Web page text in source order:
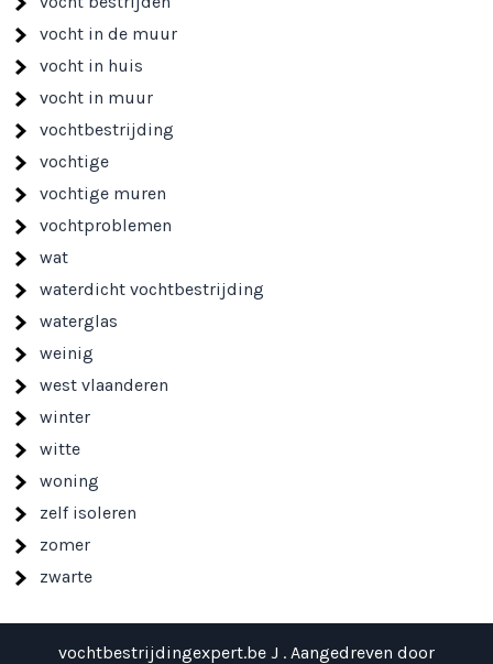
vocht in de muur
vocht in huis
vocht in muur
vochtbestrijding
vochtige
vochtige muren
vochtproblemen
wat
waterdicht vochtbestrijding
waterglas
weinig
west vlaanderen
winter
witte
woning
zelf isoleren
zomer
zwarte
vochtbestrijdingexpert.be J . Aangedreven door